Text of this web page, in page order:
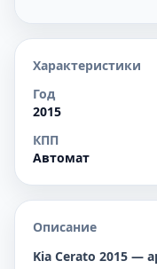
Характеристики
Год
2015
КПП
Автомат
Описание
Kia Cerato 2015 —